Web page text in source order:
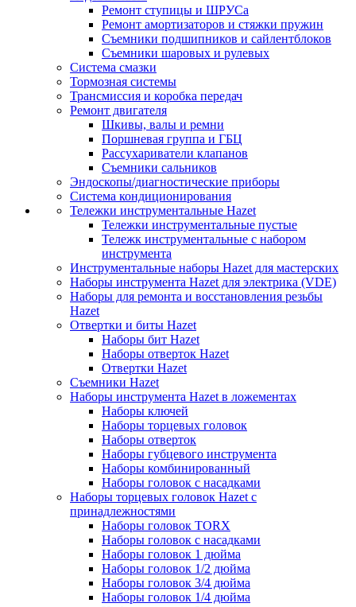
Ремонт ступицы и ШРУСа
Ремонт амортизаторов и стяжки пружин
Съемники подшипников и сайлентблоков
Съемники шаровых и рулевых
Система смазки
Тормозная системы
Трансмиссия и коробка передач
Ремонт двигателя
Шкивы, валы и ремни
Поршневая группа и ГБЦ
Рассухариватели клапанов
Съемники сальников
Эндоскопы/диагностические приборы
Система кондиционирования
Тележки инструментальные Hazet
Тележки инструментальные пустые
Тележк инструментальные с набором
инструмента
Инструментальные наборы Hazet для мастерских
Наборы инструмента Hazet для электрика (VDE)
Наборы для ремонта и восстановления резьбы
Hazet
Отвертки и биты Hazet
Наборы бит Hazet
Наборы отверток Hazet
Отвертки Hazet
Съемники Hazet
Наборы инструмента Hazet в ложементах
Наборы ключей
Наборы торцевых головок
Наборы отверток
Наборы губцевого инструмента
Наборы комбинированный
Наборы головок с насадками
Наборы торцевых головок Hazet с
принадлежностями
Наборы головок TORX
Наборы головок с насадками
Наборы головок 1 дюйма
Наборы головок 1/2 дюйма
Наборы головок 3/4 дюйма
Наборы головок 1/4 дюйма